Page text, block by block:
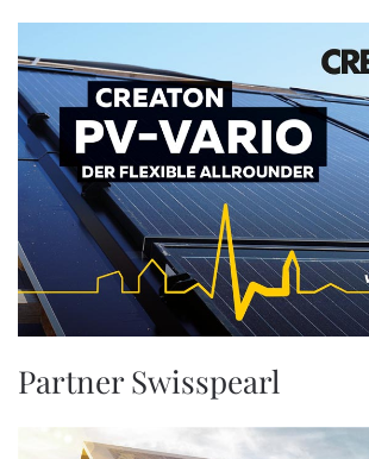
Partner Swisspearl